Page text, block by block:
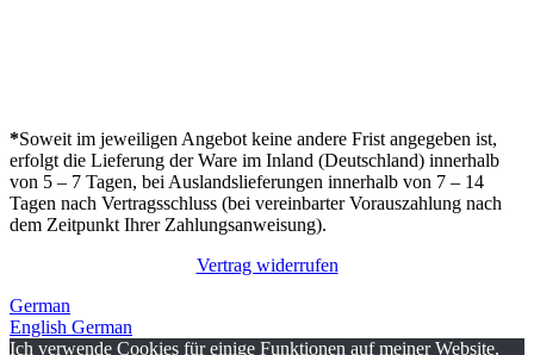
*Soweit im jeweiligen Angebot keine andere Frist angegeben ist,
erfolgt die Lieferung der Ware im Inland (Deutschland) innerhalb
von 5 – 7 Tagen, bei Auslandslieferungen innerhalb von 7 – 14
Tagen nach Vertragsschluss (bei vereinbarter Vorauszahlung nach
dem Zeitpunkt Ihrer Zahlungsanweisung).
Vertrag widerrufen
German
English German
Ich verwende Cookies für einige Funktionen auf meiner Website,